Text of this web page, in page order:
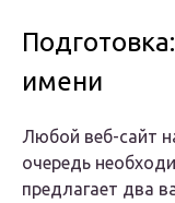
имени
Любой веб-сайт
очередь
предлагает два